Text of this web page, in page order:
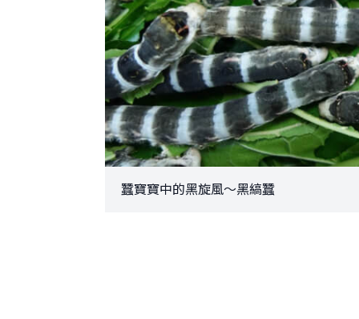
蠶寶寶中的黑旋風～黑縞蠶